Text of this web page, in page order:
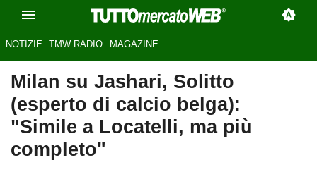
NOTIZIE TMW RADIO MAGAZINE
Milan su Jashari, Solitto
(esperto di calcio belga):
"Simile a Locatelli, ma più
completo"